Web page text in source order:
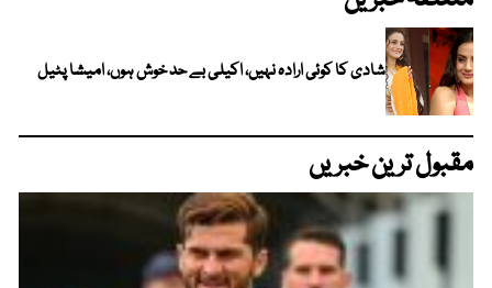
شادی کا کوئی ارادہ نہیں، اکیلی بے حد خوش ہوں، امیشا پٹیل
مقبول ترین خبریں